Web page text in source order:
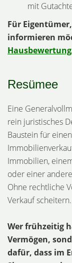
mit
Für
informieren
Resümee
Eine
rein juristisches
Baustein für
Immobilien,
oder einer
Ohne rechtliche
Verkauf scheitern.
Wer frühzeitig
Vermögen,
dafür, dass im